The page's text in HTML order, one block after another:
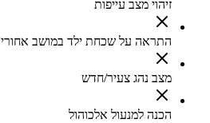
זיהוי מצב עייפות
התראה על שכחת ילד במושב אחורי
מצב נהג צעיר/חדש
הכנה למנעול אלכוהול